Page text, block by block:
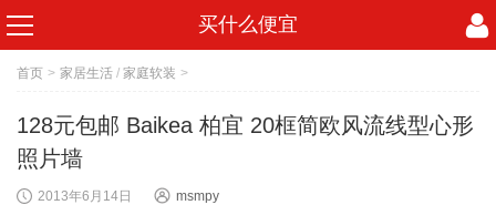
买什么便宜
首页 > 家居生活 / 家庭软装 >
128元包邮 Baikea 柏宜 20框简欧风流线型心形
照片墙
2013年6月14日 msmpy